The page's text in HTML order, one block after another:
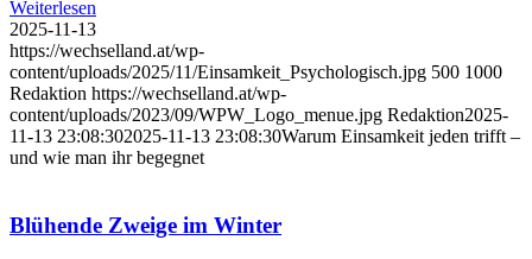
Weiterlesen
2025-11-13
https://wechselland.at/wp-
content/uploads/2025/11/Einsamkeit_Psychologisch.jpg 500 1000
Redaktion https://wechselland.at/wp-
content/uploads/2023/09/WPW_Logo_menue.jpg Redaktion2025-
11-13 23:08:302025-11-13 23:08:30Warum Einsamkeit jeden trifft –
und wie man ihr begegnet
Blühende Zweige im Winter